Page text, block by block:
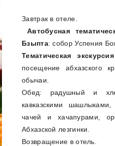
Завтрак в отеле.
Автобусная
Бзыпта: собор Успения
Тематическая
посещение абхазского
обычаи.
Обед: радушный и
кавказскими
чачей и хачапурами,
Абхазской лезгинки.
Возвращение в отель.